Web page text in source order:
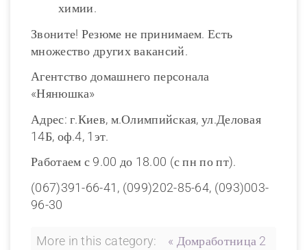
химии.
Звоните! Резюме не принимаем. Есть
множество других вакансий.
Агентство домашнего персонала
«Нянюшка»
Адрес: г.Киев, м.Олимпийская, ул.Деловая
14Б, оф.4, 1эт.
Работаем с 9.00 до 18.00 (с пн по пт).
(067)391-66-41, (099)202-85-64, (093)003-
96-30
More in this category:
« Домработница 2